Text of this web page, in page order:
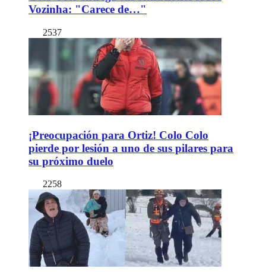
Vozinha: "Carece de…"
2537
¡Preocupación para Ortiz! Colo Colo
pierde por lesión a uno de sus pilares para
su próximo duelo
2258